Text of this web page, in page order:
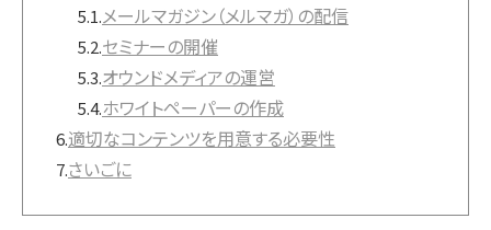
5.1.メールマガジン（メルマガ）の配信
5.2.セミナーの開催
5.3.オウンドメディアの運営
5.4.ホワイトペーパーの作成
6.適切なコンテンツを用意する必要性
7.さいごに